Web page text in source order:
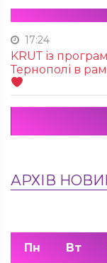
17:24
KRUТ із
Тернополі в
АРХІВ
Пн Вт